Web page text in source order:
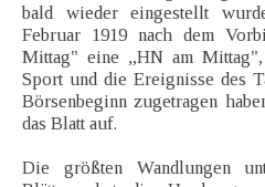
bald wieder eingestellt
Februar 1919 nach dem
Mittag" eine „HN am
Sport und die Ereignisse des
Börsenbeginn zugetragen
das Blatt auf.
Die größten Wandlungen